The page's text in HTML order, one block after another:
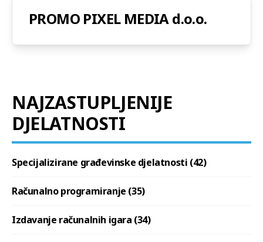
PROMO PIXEL MEDIA d.o.o.
NAJZASTUPLJENIJE
DJELATNOSTI
Specijalizirane građevinske djelatnosti (42)
Računalno programiranje (35)
Izdavanje računalnih igara (34)